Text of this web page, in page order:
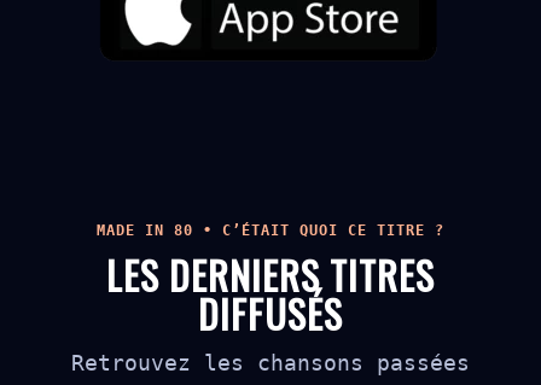
MADE IN 80 • C’ÉTAIT QUOI CE TITRE ?
LES DERNIERS TITRES
DIFFUSÉS
Retrouvez les chansons passées